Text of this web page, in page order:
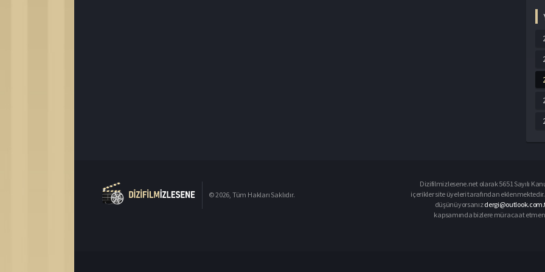
© 2026, Tüm Hakları Saklıdır.
Dizifilmizlesene.net olarak 5651 Sayılı
içerikler site üyeleri tarafından
düşünüyorsanız
kapsamında bizlere müracaat